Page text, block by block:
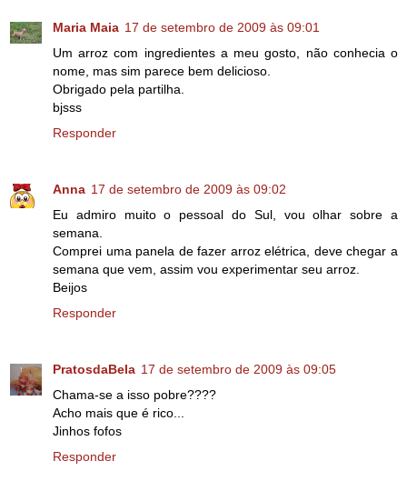
Maria Maia 17 de setembro de 2009 às 09:01
Um arroz com ingredientes a meu gosto, não conhecia o
nome, mas sim parece bem delicioso.
Obrigado pela partilha.
bjsss
Responder
Anna 17 de setembro de 2009 às 09:02
Eu admiro muito o pessoal do Sul, vou olhar sobre a
semana.
Comprei uma panela de fazer arroz elétrica, deve chegar a
semana que vem, assim vou experimentar seu arroz.
Beijos
Responder
PratosdaBela 17 de setembro de 2009 às 09:05
Chama-se a isso pobre????
Acho mais que é rico...
Jinhos fofos
Responder